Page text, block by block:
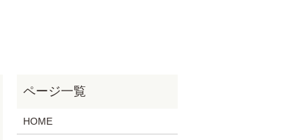
HOME